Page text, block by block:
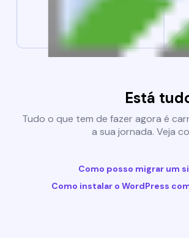
Está
Tudo o que tem de fazer agora é
a sua jornada. Veja
Como posso migrar um
Como instalar o WordPress